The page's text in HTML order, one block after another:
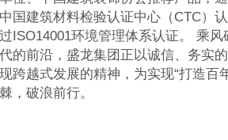
国建筑材料检验认证中心（CTC）
ISO14001环境管理体系认证。 乘
的前沿，盛龙集团正以诚信、务实
跨越式发展的精神，为实现“打造百
，破浪前行。